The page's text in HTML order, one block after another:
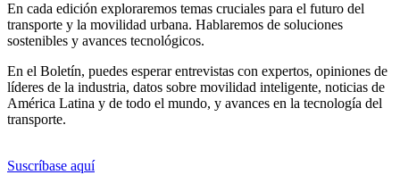
En cada edición exploraremos temas cruciales para el futuro del
transporte y la movilidad urbana. Hablaremos de soluciones
sostenibles y avances tecnológicos.
En el Boletín, puedes esperar entrevistas con expertos, opiniones de
líderes de la industria, datos sobre movilidad inteligente, noticias de
América Latina y de todo el mundo, y avances en la tecnología del
transporte.
Suscríbase aquí